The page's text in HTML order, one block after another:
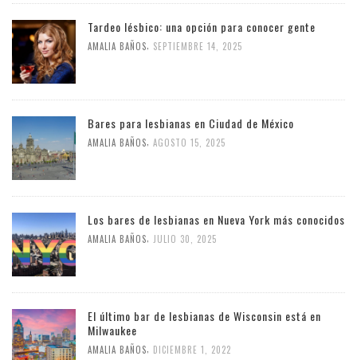
Tardeo lésbico: una opción para conocer gente
AMALIA BAÑOS SEPTIEMBRE 14, 2025
Bares para lesbianas en Ciudad de México
AMALIA BAÑOS AGOSTO 15, 2025
Los bares de lesbianas en Nueva York más conocidos
AMALIA BAÑOS JULIO 30, 2025
El último bar de lesbianas de Wisconsin está en
Milwaukee
AMALIA BAÑOS DICIEMBRE 1, 2022